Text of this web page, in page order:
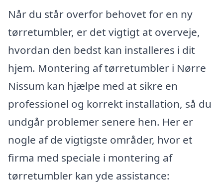
Når du står overfor behovet for en ny
tørretumbler, er det vigtigt at overveje,
hvordan den bedst kan installeres i dit
hjem. Montering af tørretumbler i Nørre
Nissum kan hjælpe med at sikre en
professionel og korrekt installation, så du
undgår problemer senere hen. Her er
nogle af de vigtigste områder, hvor et
firma med speciale i montering af
tørretumbler kan yde assistance: